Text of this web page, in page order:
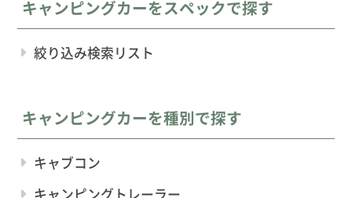
キャンピングカーをスペックで探す
絞り込み検索リスト
キャンピングカーを種別で探す
キャブコン
キャンピングトレーラー